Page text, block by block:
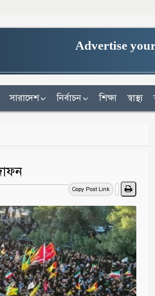
Advertise
সারাদেশ নির্বাচন শিক্ষা স্বাস্থ্য
Copy Post Link